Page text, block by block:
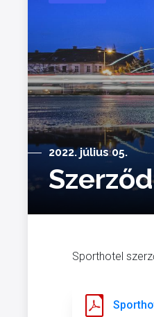
2022. július 05.
Sporthotel